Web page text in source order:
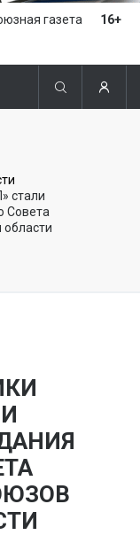
газета 16+
стали
Совета